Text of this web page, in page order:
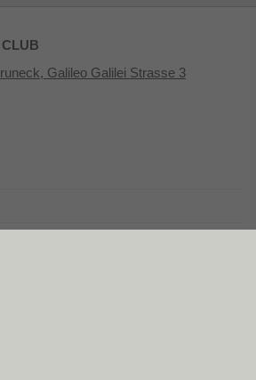
Galileo Galilei Strasse 3